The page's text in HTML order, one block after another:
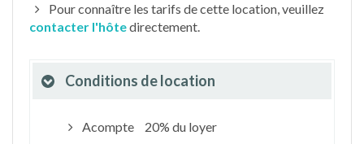
Pour connaître les tarifs de cette location, veuillez
contacter l'hôtedirectement.
Conditions de location
Acompte
20% du loyer